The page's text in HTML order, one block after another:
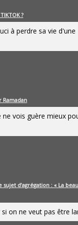
?
à perdre sa vie d'une
Ramadan
ne vois guère mieux
d’agrégation : « La
on ne veut pas être